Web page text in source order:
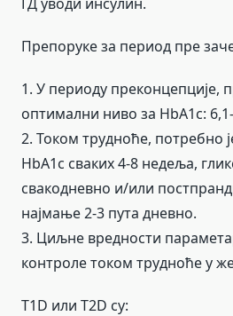
Препоруке за период пре
1. У периоду преконцепције,
оптимални ниво за HbA1c:
2. Током трудноће, потребно
HbA1c сваких 4-8 недеља,
свакодневно и/или
најмање 2-3 пута дневно.
3. Циљне вредности
контроле током трудноће у
T1D или T2D су: